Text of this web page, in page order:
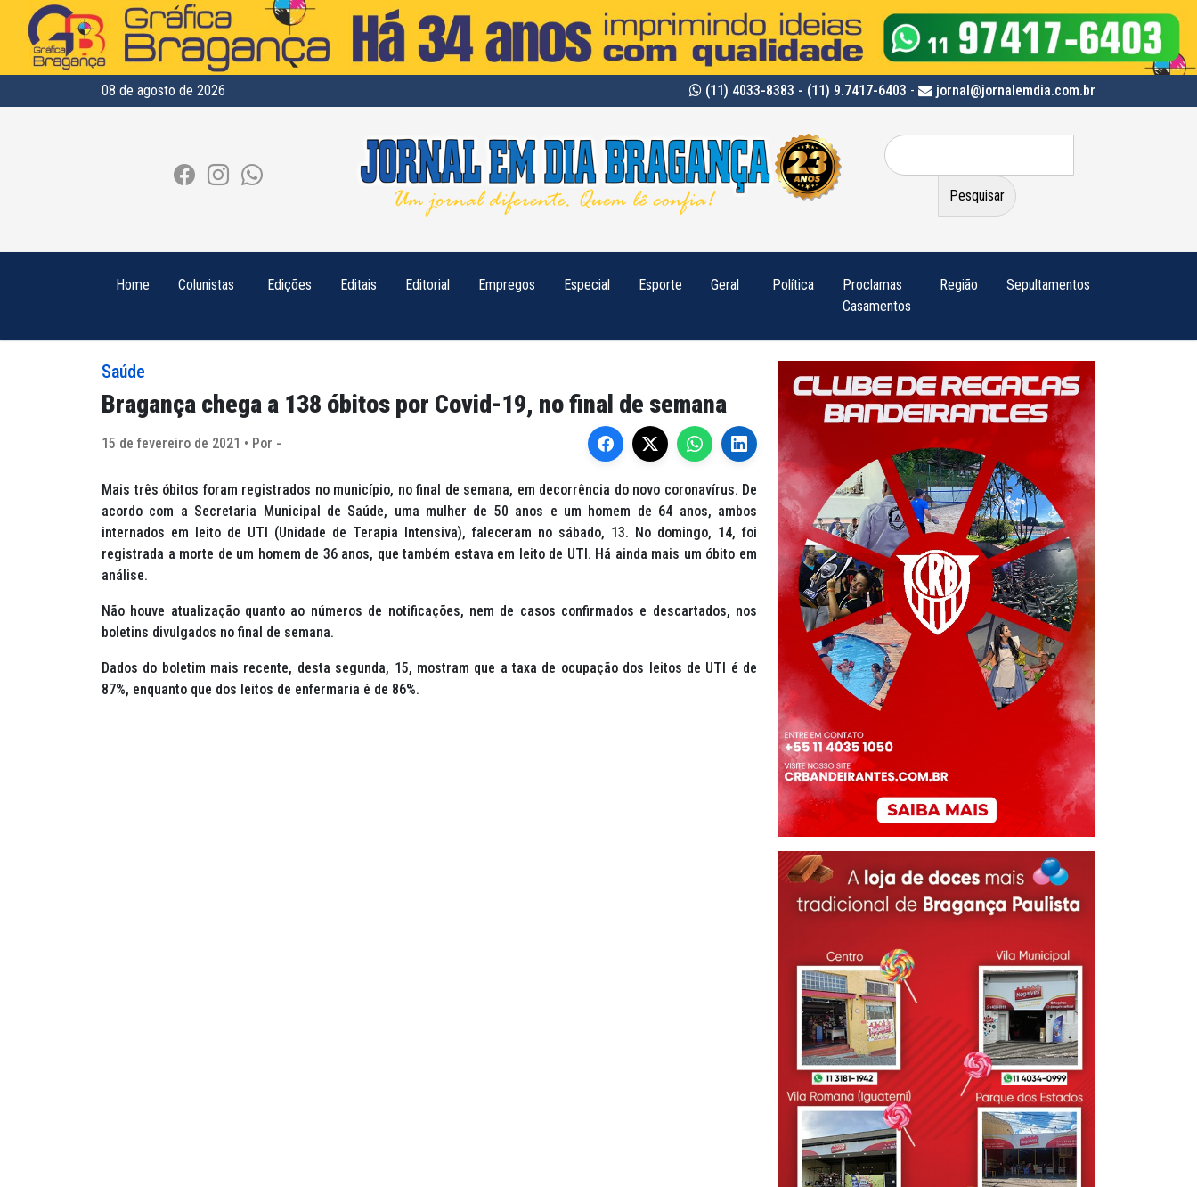
08 de agosto de 2026 (11) 4033-8383 - (11) 9.7417-6403 - jornal@jornalemdia.com.br
Pesquisar
por:
Home Colunistas Edições Editais Editorial Empregos Especial Esporte Geral Política
Proclamas
Casamentos
Região Sepultamentos
Saúde
Bragança chega a 138 óbitos por Covid-19, no final de semana
15 de fevereiro de 2021 • Por -
Mais três óbitos foram registrados no município, no final de semana, em decorrência do novo coronavírus. De
acordo com a Secretaria Municipal de Saúde, uma mulher de 50 anos e um homem de 64 anos, ambos
internados em leito de UTI (Unidade de Terapia Intensiva), faleceram no sábado, 13. No domingo, 14, foi
registrada a morte de um homem de 36 anos, que também estava em leito de UTI. Há ainda mais um óbito em
análise.
Não houve atualização quanto ao números de notificações, nem de casos confirmados e descartados, nos
boletins divulgados no final de semana.
Dados do boletim mais recente, desta segunda, 15, mostram que a taxa de ocupação dos leitos de UTI é de
87%, enquanto que dos leitos de enfermaria é de 86%.